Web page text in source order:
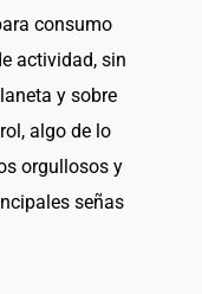
consumo
actividad, sin
y sobre
algo de lo
orgullosos y
señas